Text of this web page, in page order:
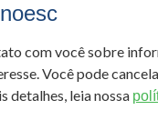
com você sobre
Você pode
detalhes, leia nossa